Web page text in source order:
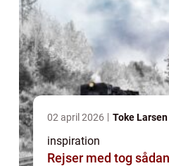
02 april 2026 Toke Larsen
inspiration
Rejser med tog sådan bliver togturen